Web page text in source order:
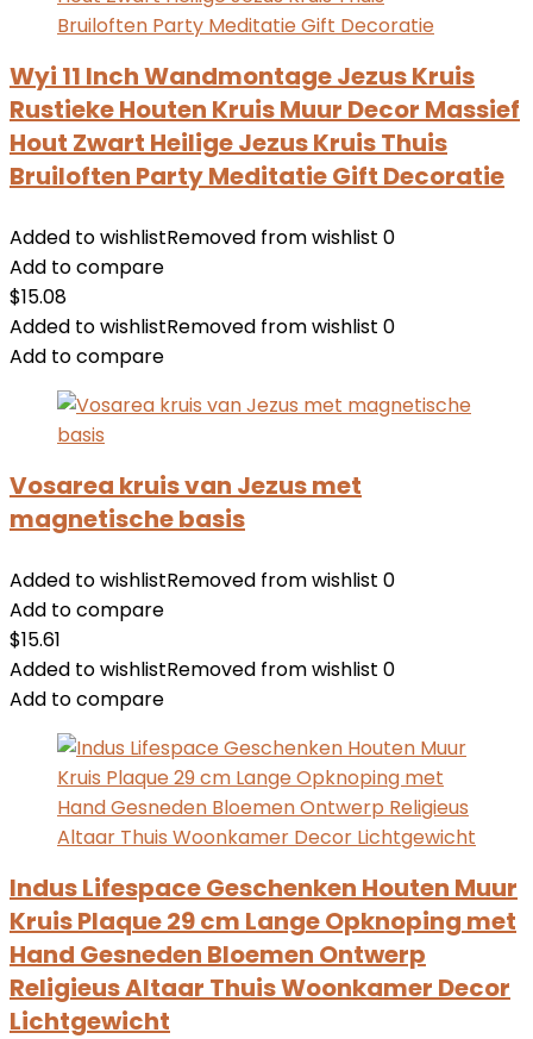
Wyi 11 Inch Wandmontage Jezus Kruis
Rustieke Houten Kruis Muur Decor Massief
Hout Zwart Heilige Jezus Kruis Thuis
Bruiloften Party Meditatie Gift Decoratie
Added to wishlistRemoved from wishlist 0
Add to compare
$15.08
Added to wishlistRemoved from wishlist 0
Add to compare
Vosarea kruis van Jezus met
magnetische basis
Added to wishlistRemoved from wishlist 0
Add to compare
$15.61
Added to wishlistRemoved from wishlist 0
Add to compare
Indus Lifespace Geschenken Houten Muur
Kruis Plaque 29 cm Lange Opknoping met
Hand Gesneden Bloemen Ontwerp
Religieus Altaar Thuis Woonkamer Decor
Lichtgewicht